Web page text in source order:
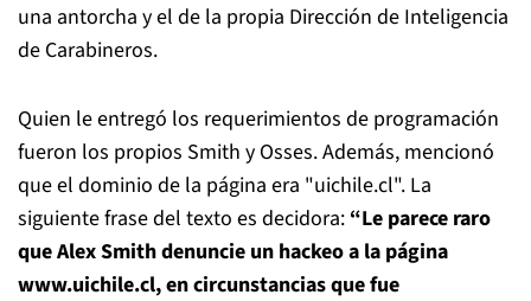
una antorcha y el de la propia Dirección de Inteligencia
de Carabineros.
Quien le entregó los requerimientos de programación
fueron los propios Smith y Osses. Además, mencionó
que el dominio de la página era "uichile.cl". La
siguiente frase del texto es decidora: “Le parece raro
que Alex Smith denuncie un hackeo a la página
www.uichile.cl, en circunstancias que fue